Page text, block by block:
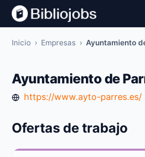
Inicio › Empresas › Ayuntamiento
Ayuntamiento de
https://www.ayto-parres.es/
Ofertas de trabajo